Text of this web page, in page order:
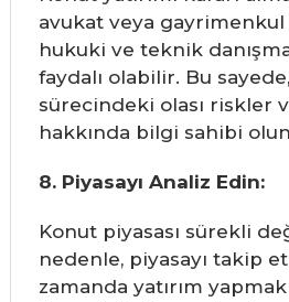
avukat veya gayrimenkul
hukuki ve teknik
faydalı olabilir. Bu
sürecindeki olası riskler
hakkında bilgi sahibi
8. Piyasayı Analiz Edin:
Konut piyasası sürekli
nedenle, piyasayı takip
zamanda yatırım yapmak